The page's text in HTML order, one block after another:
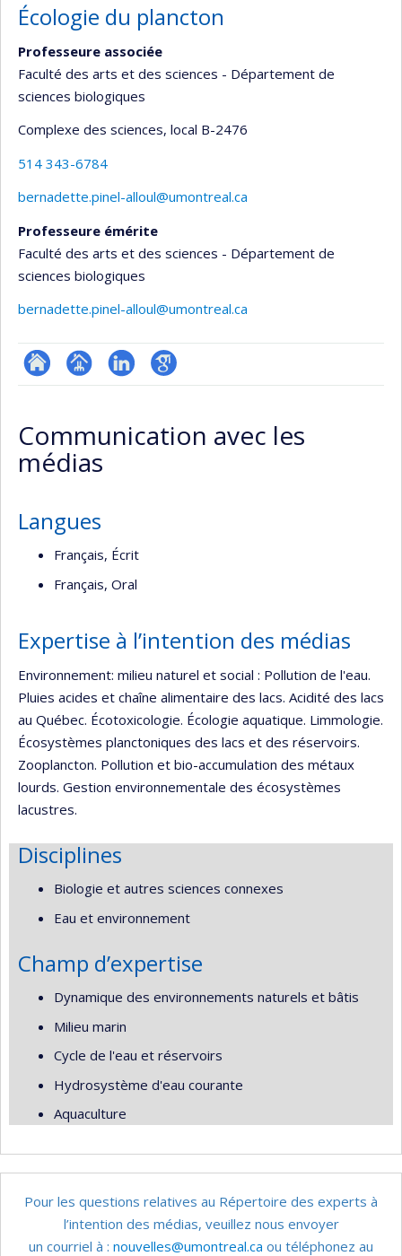
Écologie du plancton
Professeure associée
Faculté des arts et des sciences - Département de
sciences biologiques
Complexe des sciences, local B-2476
514 343-6784
bernadette.pinel-alloul@umontreal.ca
Professeure émérite
Faculté des arts et des sciences - Département de
sciences biologiques
bernadette.pinel-alloul@umontreal.ca
ResearchGate
Page
(faculté,département,école)
LinkedInGoogle
Communication avec les
médias
Langues
Français, Écrit
Français, Oral
Expertise à l’intention des médias
Environnement: milieu naturel et social : Pollution de l'eau.
Pluies acides et chaîne alimentaire des lacs. Acidité des lacs
au Québec. Écotoxicologie. Écologie aquatique. Limmologie.
Écosystèmes planctoniques des lacs et des réservoirs.
Zooplancton. Pollution et bio-accumulation des métaux
lourds. Gestion environnementale des écosystèmes
lacustres.
Disciplines
Biologie et autres sciences connexes
Eau et environnement
Champ d’expertise
Dynamique des environnements naturels et bâtis
Milieu marin
Cycle de l'eau et réservoirs
Hydrosystème d'eau courante
Aquaculture
Pour les questions relatives au Répertoire des experts à
l’intention des médias, veuillez nous envoyer
un courriel à : nouvelles@umontreal.ca ou téléphonez au